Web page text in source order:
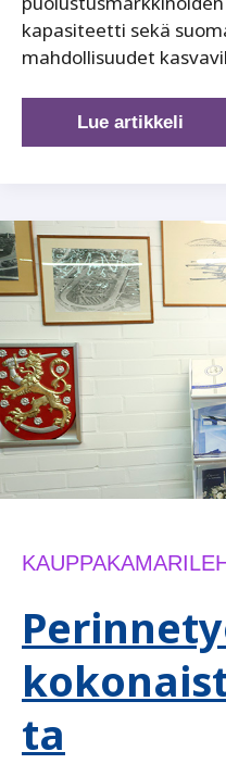
kapasiteetti sekä
mahdollisuudet
murroksessa
haastoi
yrityksiä
katsomaan
pintaa
syvemmälle
Lue artikkeli
ta